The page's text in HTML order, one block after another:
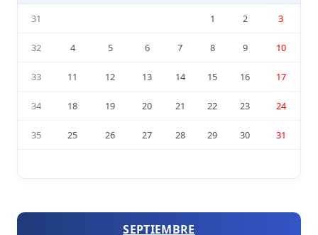
31 1 2 3
32 4 5 6 7 8 9 10
33 11 12 13 14 15 16 17
34 18 19 20 21 22 23 24
35 25 26 27 28 29 30 31
SEPTIEMBRE